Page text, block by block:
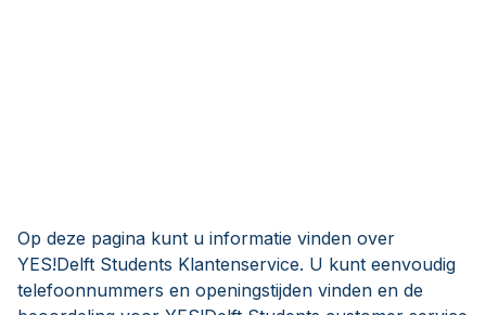
Op deze pagina kunt u informatie vinden over
YES!Delft Students Klantenservice. U kunt eenvoudig
telefoonnummers en openingstijden vinden en de